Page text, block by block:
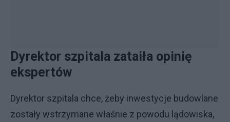
Dyrektor szpitala zataiła opinię
ekspertów
Dyrektor szpitala chce, żeby inwestycje budowlane
zostały wstrzymane właśnie z powodu lądowiska,